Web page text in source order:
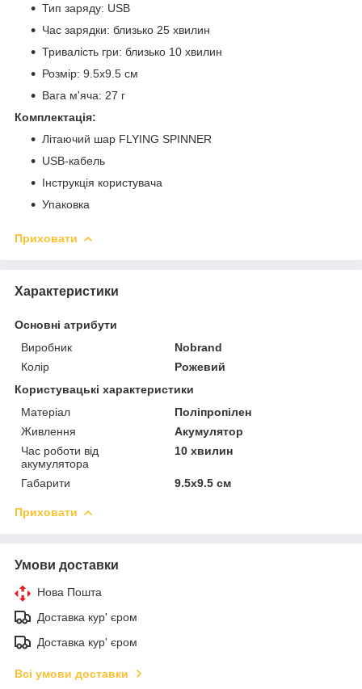
Тип заряду: USB
Час зарядки: близько 25 хвилин
Тривалість гри: близько 10 хвилин
Розмір: 9.5х9.5 см
Вага м'яча: 27 г
Комплектація:
Літаючий шар FLYING SPINNER
USB-кабель
Інструкція користувача
Упаковка
Приховати
Характеристики
Основні атрибути
Виробник
Nobrand
Колір
Рожевий
Користувацькі характеристики
Матеріал
Поліпропілен
Живлення
Акумулятор
Час роботи від
акумулятора
10 хвилин
Габарити 9.5х9.5 см
Приховати
Умови доставки
Нова Пошта
Доставка кур' єром
Доставка кур' єром
Всі умови доставки